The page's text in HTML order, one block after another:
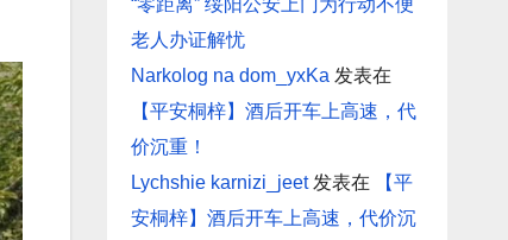
“零距离” 绥阳公安上门为行动不便
老人办证解忧
Narkolog na dom_yxKa 发表在
【平安桐梓】酒后开车上高速，代
价沉重！
Lychshie karnizi_jeet发表在
【平
安桐梓】酒后开车上高速，代价沉